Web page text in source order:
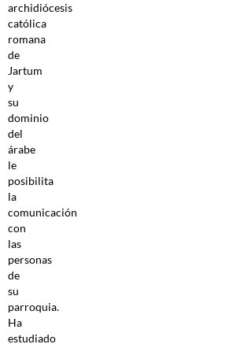
archidiócesis
católica
romana
de
Jartum
y
su
dominio
del
árabe
le
posibilita
la
comunicación
con
las
personas
de
su
parroquia.
Ha
estudiado